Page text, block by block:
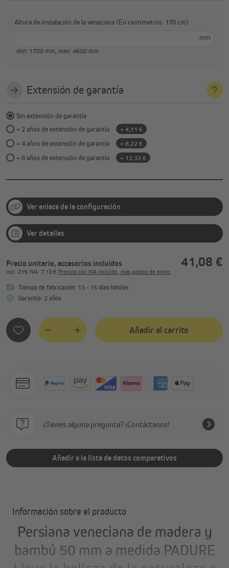
Altura de instalación de la veneciana (En centímetros: 170 cm)
mm
min: 1700 mm, max: 4600 mm
Extensión de garantía
Sin extensión de garantía
+ 2 años de extensión de garantía
+ 4,11 €
+ 4 años de extensión de garantía + 8,22 €
+ 6 años de extensión de garantía + 12,32 €
Ver enlace de la configuración
Ver detalles
Precio unitario, accesorios incluidos
incl. 21% IVA: 7,13 € Precios con IVA incluido, más gastos de envío
Tiempo de fabricación: 13 - 15 días hábiles
Garantía: 2 años
41,08 €
Añadir al carrito
¿Tienes alguna pregunta? ¡Contáctanos!
Añadir a la lista de datos comparativos
Información sobre el producto
Persiana veneciana de madera y
bambú 50 mm a medida PADURE